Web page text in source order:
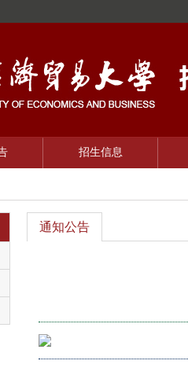
招生信息
通知公告